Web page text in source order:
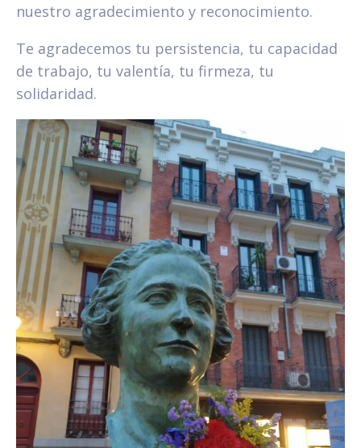
nuestro agradecimiento y reconocimiento.
Te agradecemos tu persistencia, tu capacidad
de trabajo, tu valentía, tu firmeza, tu
solidaridad.